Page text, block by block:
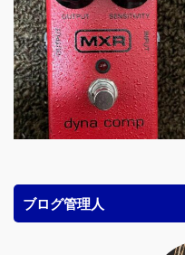
ブログ管理人